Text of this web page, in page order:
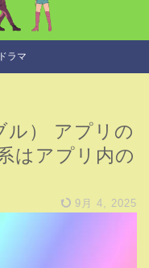
ラマ
ル） アプリの
はアプリ内の
9月 4, 2025